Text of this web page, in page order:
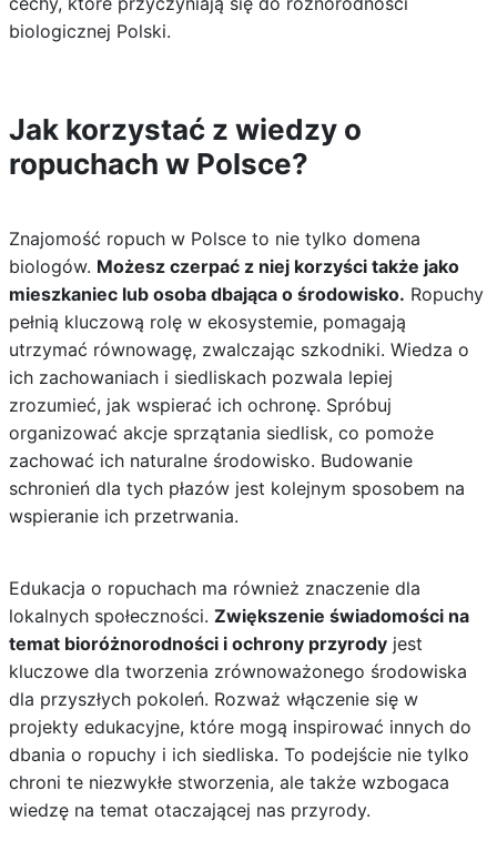
biologicznej Polski.
Jak korzystać z wiedzy o
ropuchach w Polsce?
Znajomość ropuch w Polsce to nie tylko domena
biologów. Możesz czerpać z niej korzyści także jako
mieszkaniec lub osoba dbająca o środowisko. Ropuchy
pełnią kluczową rolę w ekosystemie, pomagają
utrzymać równowagę, zwalczając szkodniki. Wiedza o
ich zachowaniach i siedliskach pozwala lepiej
zrozumieć, jak wspierać ich ochronę. Spróbuj
organizować akcje sprzątania siedlisk, co pomoże
zachować ich naturalne środowisko. Budowanie
schronień dla tych płazów jest kolejnym sposobem na
wspieranie ich przetrwania.
Edukacja o ropuchach ma również znaczenie dla
lokalnych społeczności. Zwiększenie świadomości na
temat bioróżnorodności i ochrony przyrodyjest
kluczowe dla tworzenia zrównoważonego środowiska
dla przyszłych pokoleń. Rozważ włączenie się w
projekty edukacyjne, które mogą inspirować innych do
dbania o ropuchy i ich siedliska. To podejście nie tylko
chroni te niezwykłe stworzenia, ale także wzbogaca
wiedzę na temat otaczającej nas przyrody.